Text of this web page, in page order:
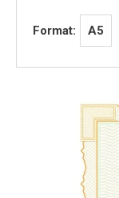
Format: A5